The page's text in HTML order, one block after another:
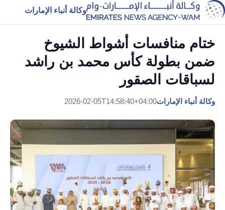
وكالة أنباء الإمارات
ختام منافسات أشواط الشيوخ
ضمن بطولة كأس محمد بن راشد
لسباقات الصقور
وكالة أنباء الإمارات2026-02-05T14:58:40+04:00